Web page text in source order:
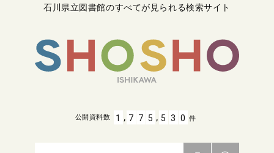
石川県立図書館のすべてが見られる検索サイト
公開資料数 1 , 7 7 5 , 5 3 0 件